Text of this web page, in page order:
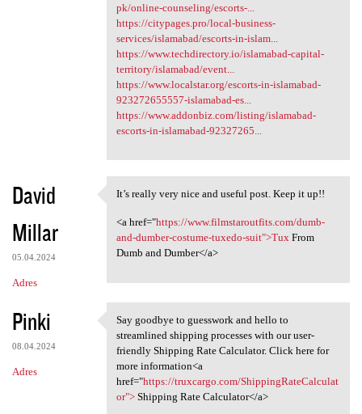
pk/online-counseling/escorts-...
https://citypages.pro/local-business-
services/islamabad/escorts-in-islam...
https://www.techdirectory.io/islamabad-capital-
territory/islamabad/event...
https://www.localstar.org/escorts-in-islamabad-
923272655557-islamabad-es...
https://www.addonbiz.com/listing/islamabad-
escorts-in-islamabad-92327265...
David
Millar
05.04.2024
Adres
It’s really very nice and
It’s really very nice and useful post. Keep it up!!
<a href="https://www.filmstaroutfits.com/dumb-
and-dumber-costume-tuxedo-suit">TuxFrom
Dumb and Dumber</a>
Pinki
08.04.2024
Adres
Say goodbye to guesswork and
Say goodbye to guesswork and hello to
streamlined shipping processes with our user-
friendly Shipping Rate Calculator. Click here for
more information<a
href="https://truxcargo.com/ShippingRateCalculat
or">Shipping Rate Calculator</a>